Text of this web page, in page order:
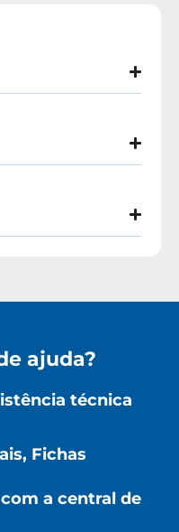
ajuda?
técnica
Fichas
a central de